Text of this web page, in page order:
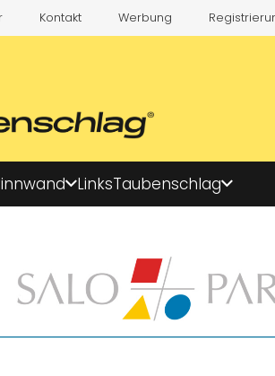
Kontakt Werbung
LinksTaubenschlag